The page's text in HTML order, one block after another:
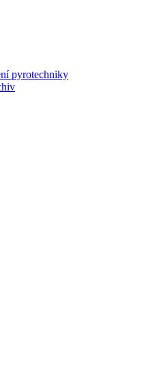
pyrotechniky